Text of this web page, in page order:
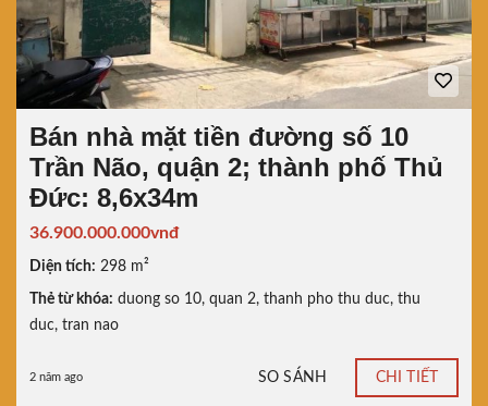
Bán nhà mặt tiền đường số 10
Trần Não, quận 2; thành phố Thủ
Đức: 8,6x34m
36.900.000.000vnđ
Diện tích: 298 m²
Thẻ từ khóa: duong so 10, quan 2, thanh pho thu duc, thu
duc, tran nao
2 năm ago SO SÁNH CHI TIẾT